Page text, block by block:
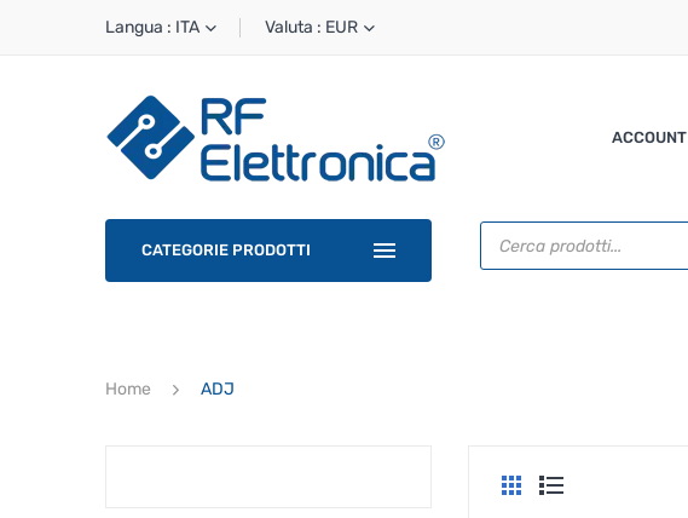
Langua : ITA Valuta : EUR
ACCOUNT
CATEGORIE PRODOTTI
Ricerca
prodotti
Home ADJ